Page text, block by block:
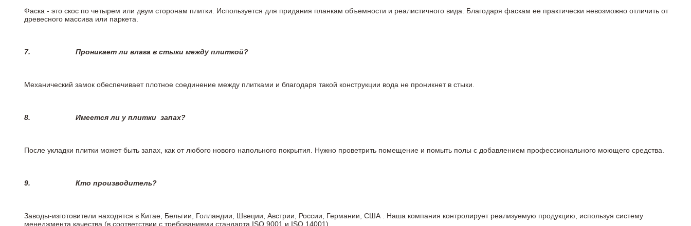
Фаска - это скос по четырем или двум сторонам плитки. Используется для придания планкам объемности и реалистичного вида. Благодаря фаскам ее практически невозможно отличить от
древесного массива или паркета.
7. Проникает ли влага в стыки между плиткой?
Механический замок обеспечивает плотное соединение между плитками и благодаря такой конструкции вода не проникнет в стыки.
8. Имеется ли у плитки запах?
После укладки плитки может быть запах, как от любого нового напольного покрытия. Нужно проветрить помещение и помыть полы с добавлением профессионального моющего средства.
9. Кто производитель?
Заводы-изготовители находятся в Китае, Бельгии, Голландии, Швеции, Австрии, России, Германии, США . Наша компания контролирует реализуемую продукцию, используя систему
менеджмента качества (в соответствии с требованиями стандарта ISO 9001 и ISO 14001).